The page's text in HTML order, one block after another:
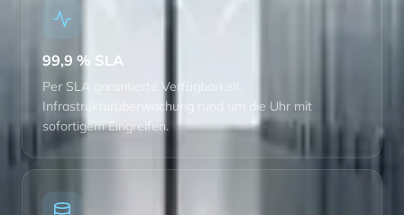
99,9 % SLA
Per SLA garantierte Verfügbarkeit,
Infrastrukturüberwachung rund um die Uhr mit
sofortigem Eingreifen.